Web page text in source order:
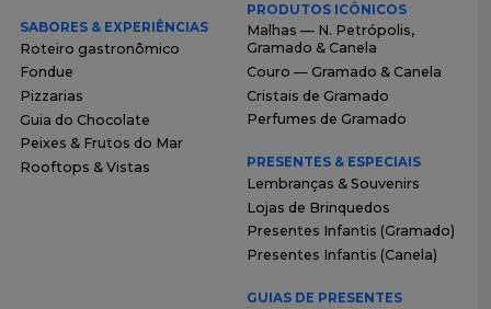
SABORES & EXPERIÊNCIAS
Roteiro gastronômico
Fondue
Pizzarias
Guia do Chocolate
Peixes & Frutos do Mar
Rooftops & Vistas
PRODUTOS ICÔNICOS
Malhas — N. Petrópolis,
Gramado & Canela
Couro — Gramado & Canela
Cristais de Gramado
Perfumes de Gramado
PRESENTES & ESPECIAIS
Lembranças & Souvenirs
Lojas de Brinquedos
Presentes Infantis (Gramado)
Presentes Infantis (Canela)
GUIAS DE PRESENTES